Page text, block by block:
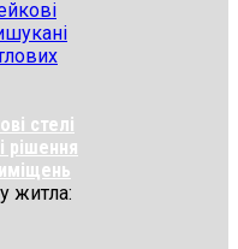
стелі
рішення
житла: